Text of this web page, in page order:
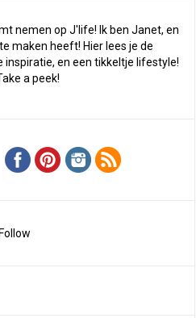
nemen op J'life! Ik ben Janet, en
maken heeft! Hier lees je de
inspiratie, en een tikkeltje lifestyle!
a peek!
Follow